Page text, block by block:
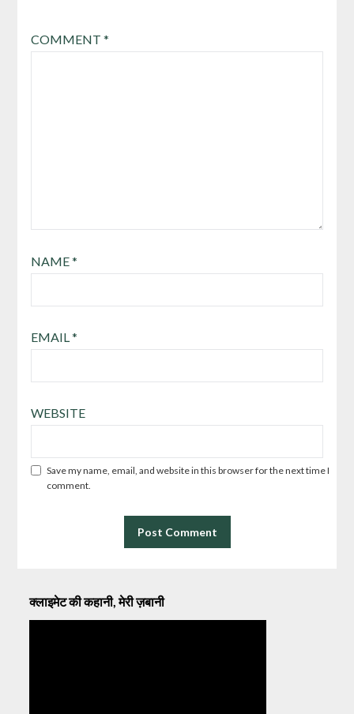
COMMENT *
NAME*
EMAIL *
WEBSITE
Save my name, email, and website in this browser for the next time I
comment.
क्लाइमेट की कहानी, मेरी ज़बानी